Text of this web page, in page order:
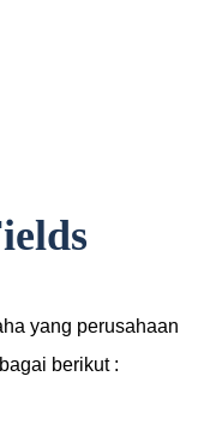
yang perusahaan
berikut :